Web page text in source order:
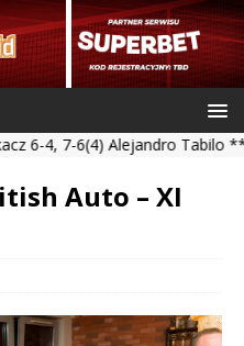
6(4) Alejandro Tabilo *** Kamil
Auto – XI